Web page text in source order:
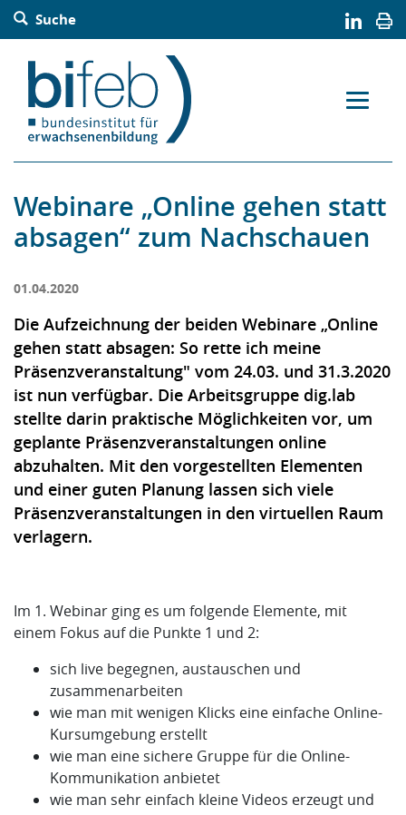
Barrierefreie Bedienung der Webseite:
Zur Navigation springen
Zur Suche springen
Zum Inhalt springen
Zur Sitemap springen
Zum Kontakt springen
Suche
Webinare „Online gehen statt
absagen“ zum Nachschauen
01.04.2020
Die Aufzeichnung der beiden Webinare „Online
gehen statt absagen: So rette ich meine
Präsenzveranstaltung" vom 24.03. und 31.3.2020
ist nun verfügbar. Die Arbeitsgruppe dig.lab
stellte darin praktische Möglichkeiten vor, um
geplante Präsenzveranstaltungen online
abzuhalten. Mit den vorgestellten Elementen
und einer guten Planung lassen sich viele
Präsenzveranstaltungen in den virtuellen Raum
verlagern.
Im 1. Webinar ging es um folgende Elemente, mit
einem Fokus auf die Punkte 1 und 2:
sich live begegnen, austauschen und
zusammenarbeiten
wie man mit wenigen Klicks eine einfache Online-
Kursumgebung erstellt
wie man eine sichere Gruppe für die Online-
Kommunikation anbietet
wie man sehr einfach kleine Videos erzeugt und